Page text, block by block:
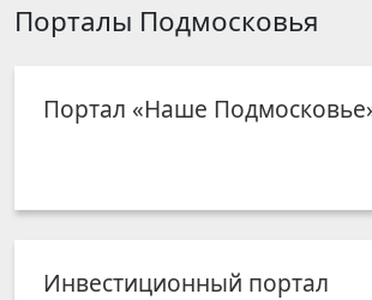
Порталы Подмосковья
Портал «Наше
Инвестиционный портал